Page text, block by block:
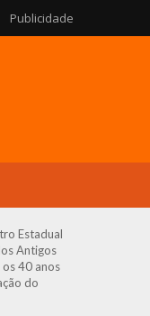
Publicidade
Estadual
Antigos
40 anos
do